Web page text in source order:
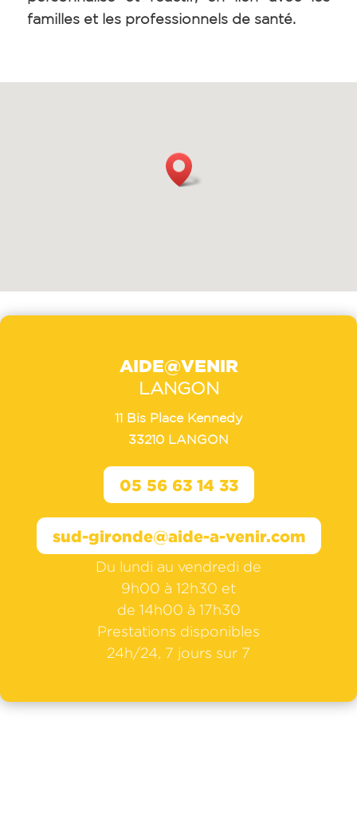
familles et les professionnels de santé.
AIDE@VENIR
LANGON
11 Bis Place Kennedy
33210 LANGON
Du lundi au vendredi de
9h00 à 12h30 et
de 14h00 à 17h30
Prestations disponibles
24h/24, 7 jours sur 7
sud-gironde@aide-a-venir.com
05 56 63 14 33